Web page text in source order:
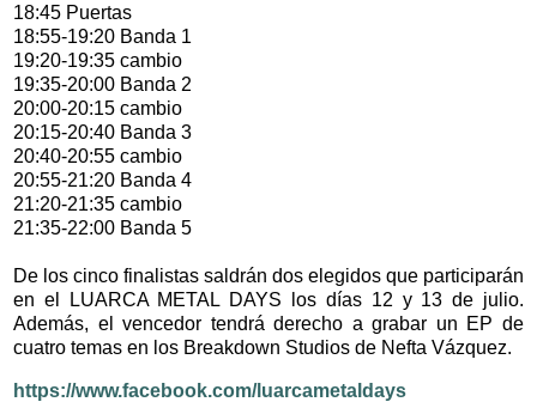
18:45 Puertas
18:55-19:20 Banda 1
19:20-19:35 cambio
19:35-20:00 Banda 2
20:00-20:15 cambio
20:15-20:40 Banda 3
20:40-20:55 cambio
20:55-21:20 Banda 4
21:20-21:35 cambio
21:35-22:00 Banda 5
De los cinco finalistas saldrán dos elegidos que participarán
en el LUARCA METAL DAYS los días 12 y 13 de julio.
Además, el vencedor tendrá derecho a grabar un EP de
cuatro temas en los Breakdown Studios de Nefta Vázquez.
https://www.facebook.com/luarcametaldays